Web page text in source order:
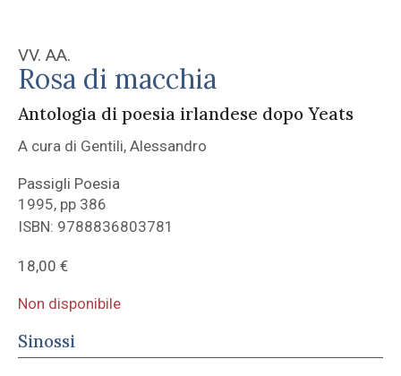
VV. AA.
Rosa di macchia
Antologia di poesia irlandese dopo Yeats
A cura di Gentili, Alessandro
Passigli Poesia
1995, pp 386
ISBN: 9788836803781
18,00 €
Non disponibile
Sinossi